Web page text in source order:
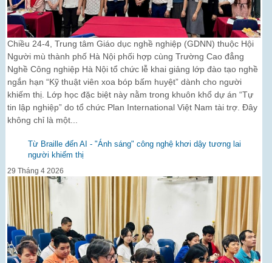
Chiều 24-4, Trung tâm Giáo dục nghề nghiệp (GDNN) thuộc Hội
Người mù thành phố Hà Nội phối hợp cùng Trường Cao đẳng
Nghề Công nghiệp Hà Nội tổ chức lễ khai giảng lớp đào tạo nghề
ngắn hạn “Kỹ thuật viên xoa bóp bấm huyệt” dành cho người
khiếm thị. Lớp học đặc biệt này nằm trong khuôn khổ dự án “Tự
tin lập nghiệp” do tổ chức Plan International Việt Nam tài trợ. Đây
không chỉ là một...
Từ Braille đến AI - "Ánh sáng" công nghệ khơi dậy tương lai
người khiếm thị
29 Tháng 4 2026